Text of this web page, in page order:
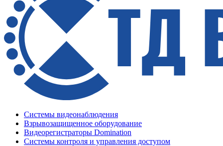
Системы видеонаблюдения
Взрывозащищенное оборудование
Видеорегистраторы Domination
Системы контроля и управления доступом